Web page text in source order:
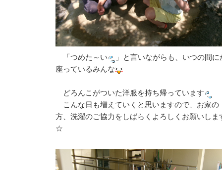
「つめた～い
」と言いながらも、いつの間に
座っているみんな
どろんこがついた洋服を持ち帰っています
こんな日も増えていくと思いますので、お家の
方、洗濯のご協力をしばらくよろしくお願いしま
☆